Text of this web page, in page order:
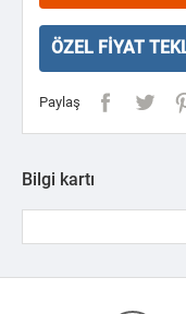
ÖZEL FIYAT
Paylaş
Bilgi kartı